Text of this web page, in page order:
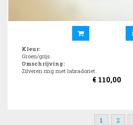
Kleur:
Groen/grijs.
Omschrijving:
Zilveren ring met labradoriet.
€ 110,00
1 2